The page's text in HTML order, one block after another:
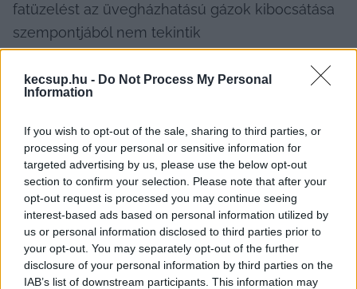
kecsup.hu - Do Not Process My Personal
Information
If you wish to opt-out of the sale, sharing to third parties, or
processing of your personal or sensitive information for
targeted advertising by us, please use the below opt-out
section to confirm your selection. Please note that after your
opt-out request is processed you may continue seeing
interest-based ads based on personal information utilized by
us or personal information disclosed to third parties prior to
your opt-out. You may separately opt-out of the further
disclosure of your personal information by third parties on the
IAB’s list of downstream participants. This information may
fatüzelést az üvegházhatású gázok kibocsátása
szempontjából nem tekintik
környezetszennyező módszernek, mert a
kibocsátott szén-dioxidot az élő faállomány
megköti, és a fa szervezetébe beépíti. A
biomassza-felhasználás egyre fontosabbá válik
az EU-ban, ennek hátterében az áll, hogy
használatával kiválthatók a fosszilis
energiahordozók, mint az a kecskeméti példán
keresztül is látszik.
Ugyanakkor hátrányai is vannak a biomasszának,
ezek közé sorolható, ha áramtermelésre